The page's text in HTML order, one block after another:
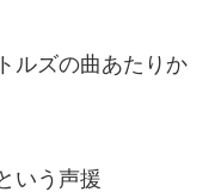
ルズの曲あたりか
いう声援